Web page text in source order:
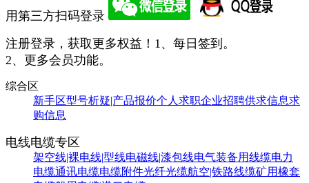
用第三方扫码登录
注册登录，获取更多权益！ 1、每日签到。
2、更多会员功能。
综合区
新手区型号析疑|产品报价个人求职企业招聘供求信息求
购信息
电线电缆专区
架空线|裸电线|型线电磁线|漆包线电气装备用线缆电力
电缆通讯电缆电缆附件光纤光缆航空|铁路线缆矿用橡套